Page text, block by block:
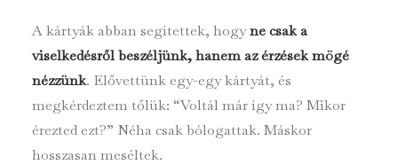
A kártyák abban segítettek, hogyne csak a
viselkedésről beszéljünk, hanem az érzések mögé
nézzünk. Elővettünk egy-egy kártyát, és
megkérdeztem tőlük: “Voltál már így ma? Mikor
érezted ezt?” Néha csak bólogattak. Máskor
hosszasan meséltek.